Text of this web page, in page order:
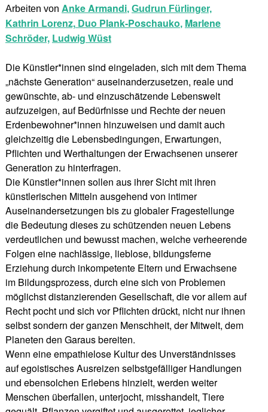
Arbeiten von Anke Armandi, Gudrun Fürlinger,
Kathrin Lorenz,Duo Plank-Poschauko, Marlene
Schröder, Ludwig Wüst
Die Künstler*innen sind eingeladen, sich mit dem Thema
„nächste Generation“ auseinanderzusetzen, reale und
gewünschte, ab- und einzuschätzende Lebenswelt
aufzuzeigen, auf Bedürfnisse und Rechte der neuen
Erdenbewohner*innen hinzuweisen und damit auch
gleichzeitig die Lebensbedingungen, Erwartungen,
Pflichten und Werthaltungen der Erwachsenen unserer
Generation zu hinterfragen.
Die Künstler*innen sollen aus ihrer Sicht mit ihren
künstlerischen Mitteln ausgehend von intimer
Auseinandersetzungen bis zu globaler Fragestellunge
die Bedeutung dieses zu schützenden neuen Lebens
verdeutlichen und bewusst machen, welche verheerende
Folgen eine nachlässige, lieblose, bildungsferne
Erziehung durch inkompetente Eltern und Erwachsene
im Bildungsprozess, durch eine sich von Problemen
möglichst distanzierenden Gesellschaft, die vor allem auf
Recht pocht und sich vor Pflichten drückt, nicht nur ihnen
selbst sondern der ganzen Menschheit, der Mitwelt, dem
Planeten den Garaus bereiten.
Wenn eine empathielose Kultur des Unverständnisses
auf egoistisches Ausreizen selbstgefälliger Handlungen
und ebensolchen Erlebens hinzielt, werden weiter
Menschen überfallen, unterjocht, misshandelt, Tiere